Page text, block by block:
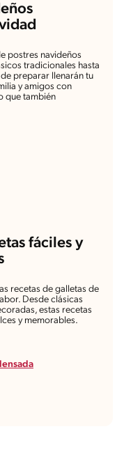
postres navideños
tradicionales hasta
preparar llenarán tu
y amigos con
que también
fáciles y
recetas de galletas de
Desde clásicas
estas recetas
y memorables.